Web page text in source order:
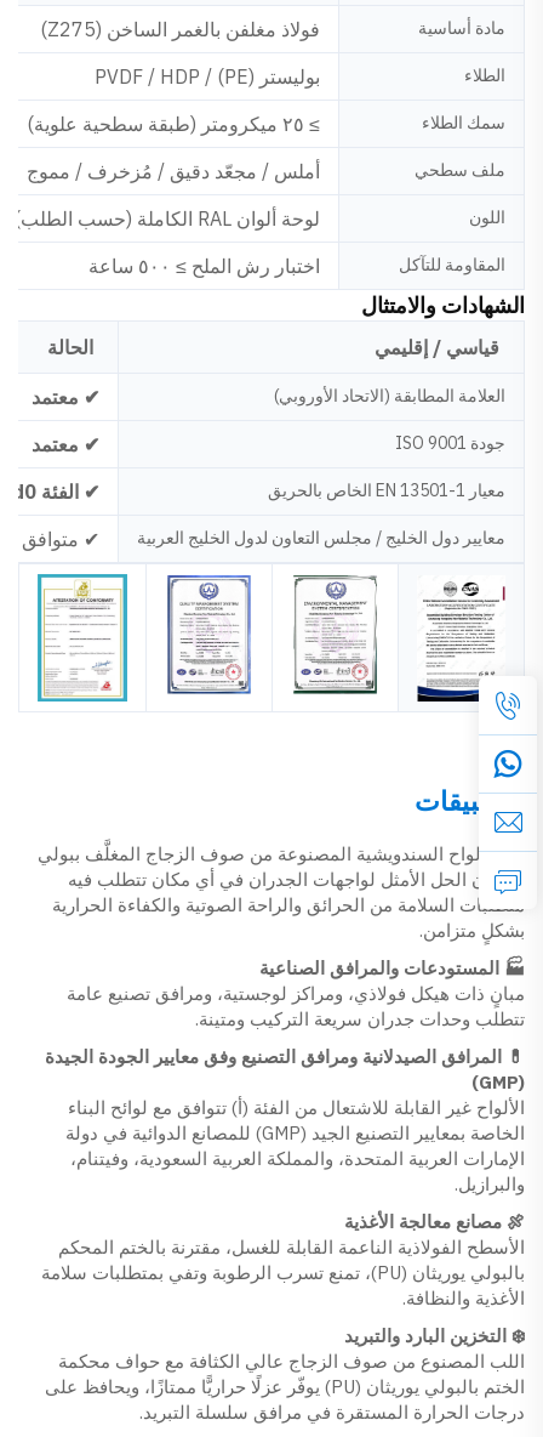
مادة أساسية فولاذ مغلفن بالغمر الساخن (Z275)
الطلاء بوليستر (PE) / PVDF / HDP
سمك الطلاء ≥ ٢٥ ميكرومتر (طبقة سطحية علوية)
ملف سطحي أملس / مجعّد دقيق / مُزخرف / مموج
اللون لوحة ألوان RAL الكاملة (حسب الطلب)
المقاومة للتآكل اختبار رش الملح ≥ ٥٠٠ ساعة
الشهادات والامتثال
قياسي / إقليمي الحالة
العلامة المطابقة (الاتحاد الأوروبي) ✔ معتمد
جودة ISO 9001 ✔ معتمد
معيار EN 13501-1 الخاص بالحريق ✔ الفئة A2-s1,d0
معايير دول الخليج / مجلس التعاون لدول الخليج العربية ✔ متوافق
التطبيقات
تُعد الألواح السندويشية المصنوعة من صوف الزجاج المغلَّف ببولي
يوريثان الحل الأمثل لواجهات الجدران في أي مكان تتطلب فيه
متطلبات السلامة من الحرائق والراحة الصوتية والكفاءة الحرارية
بشكلٍ متزامن.
🏭 المستودعات والمرافق الصناعية
مبانٍ ذات هيكل فولاذي، ومراكز لوجستية، ومرافق تصنيع عامة
تتطلب وحدات جدران سريعة التركيب ومتينة.
💊 المرافق الصيدلانية ومرافق التصنيع وفق معايير الجودة الجيدة
(GMP)
الألواح غير القابلة للاشتعال من الفئة (أ) تتوافق مع لوائح البناء
الخاصة بمعايير التصنيع الجيد (GMP) للمصانع الدوائية في دولة
الإمارات العربية المتحدة، والمملكة العربية السعودية، وفيتنام،
والبرازيل.
🍖 مصانع معالجة الأغذية
الأسطح الفولاذية الناعمة القابلة للغسل، مقترنة بالختم المحكم
بالبولي يوريثان (PU)، تمنع تسرب الرطوبة وتفي بمتطلبات سلامة
الأغذية والنظافة.
❄️ التخزين البارد والتبريد
اللب المصنوع من صوف الزجاج عالي الكثافة مع حواف محكمة
الختم بالبولي يوريثان (PU) يوفّر عزلًا حراريًّا ممتازًا، ويحافظ على
درجات الحرارة المستقرة في مرافق سلسلة التبريد.